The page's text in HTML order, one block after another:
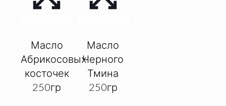
Масло
Абрикосовых
косточек
250гр
Масло
Черного
Тмина
250гр